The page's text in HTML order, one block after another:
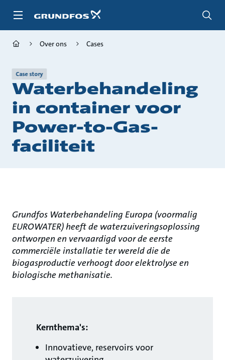
naar
Over ons Cases
Case story
Waterbehandeling
in container voor
Power-to-Gas-
faciliteit
Grundfos Waterbehandeling Europa (voormalig
EUROWATER) heeft de waterzuiveringsoplossing
ontworpen en vervaardigd voor de eerste
commerciële installatie ter wereld die de
biogasproductie verhoogt door elektrolyse en
biologische methanisatie.
Kernthema's:
Innovatieve, reservoirs voor